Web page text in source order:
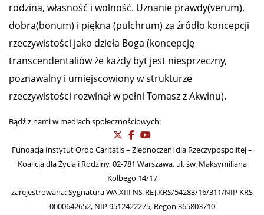
rodzina, własność i wolność. Uznanie prawdy(verum),
dobra(bonum) i piękna (pulchrum) za źródło koncepcji
rzeczywistości jako dzieła Boga (koncepcję
transcendentaliów że każdy byt jest niesprzeczny,
poznawalny i umiejscowiony w strukturze
rzeczywistości rozwinął w pełni Tomasz z Akwinu).
Bądź z nami w mediach społecznościowych:
Fundacja Instytut Ordo Caritatis – Zjednoczeni dla Rzeczypospolitej –
Koalicja dla Życia i Rodziny, 02-781 Warszawa, ul. św. Maksymiliana
Kolbego 14/17
zarejestrowana: Sygnatura WA.XIII NS-REJ.KRS/54283/16/311/NIP KRS
0000642652, NIP 9512422275, Regon 365803710